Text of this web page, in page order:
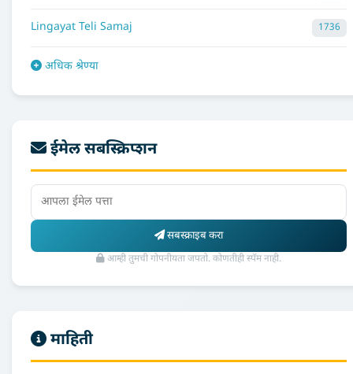
Lingayat Teli Samaj 1736
अधिक श्रेण्या
ईमेल सबस्क्रिप्शन
सबस्क्राइब करा
आम्ही तुमची गोपनीयता जपतो. कोणतीही स्पॅम नाही.
माहिती